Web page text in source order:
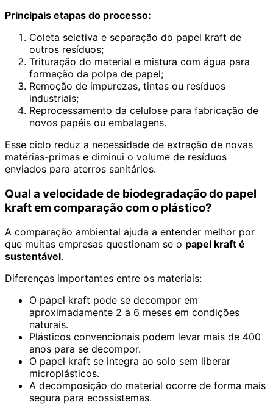
Principais etapas do processo:
Coleta seletiva e separação do papel kraft de
outros resíduos;
Trituração do material e mistura com água para
formação da polpa de papel;
Remoção de impurezas, tintas ou resíduos
industriais;
Reprocessamento da celulose para fabricação de
novos papéis ou embalagens.
Esse ciclo reduz a necessidade de extração de novas
matérias-primas e diminui o volume de resíduos
enviados para aterros sanitários.
Qual a velocidade de biodegradação do papel
kraft em comparação com o plástico?
A comparação ambiental ajuda a entender melhor por
que muitas empresas questionam se o papel kraft é
sustentável.
Diferenças importantes entre os materiais:
O papel kraft pode se decompor em
aproximadamente 2 a 6 meses em condições
naturais.
Plásticos convencionais podem levar mais de 400
anos para se decompor.
O papel kraft se integra ao solo sem liberar
microplásticos.
A decomposição do material ocorre de forma mais
segura para ecossistemas.